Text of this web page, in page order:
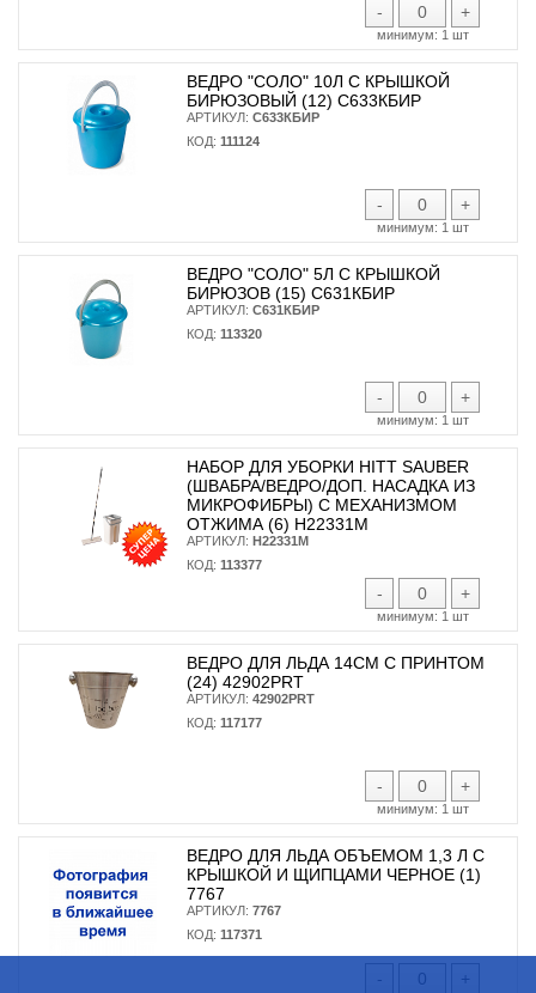
- +
минимум: 1 шт
ВЕДРО "СОЛО" 10Л С КРЫШКОЙ
БИРЮЗОВЫЙ (12) С633КБИР
АРТИКУЛ: С633КБИР
КОД: 111124
- +
минимум: 1 шт
ВЕДРО "СОЛО" 5Л С КРЫШКОЙ
БИРЮЗОВ (15) С631КБИР
АРТИКУЛ: С631КБИР
КОД: 113320
- +
минимум: 1 шт
НАБОР ДЛЯ УБОРКИ HITT SAUBER
(ШВАБРА/ВЕДРО/ДОП. НАСАДКА ИЗ
МИКРОФИБРЫ) С МЕХАНИЗМОМ
ОТЖИМА (6) H22331М
АРТИКУЛ: H22331М
КОД: 113377
- +
минимум: 1 шт
ВЕДРО ДЛЯ ЛЬДА 14СМ С ПРИНТОМ
(24) 42902PRT
АРТИКУЛ: 42902PRT
КОД: 117177
- +
минимум: 1 шт
ВЕДРО ДЛЯ ЛЬДА ОБЪЕМОМ 1,3 Л С
КРЫШКОЙ И ЩИПЦАМИ ЧЕРНОЕ (1)
7767
АРТИКУЛ: 7767
КОД: 117371
- +